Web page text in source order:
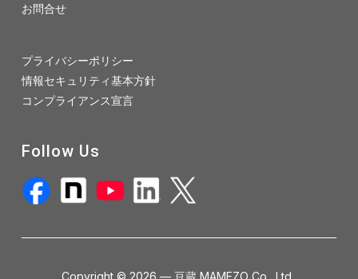
お問合せ
プライバシーポリシー
情報セキュリティ基本方針
コンプライアンス宣言
Follow Us
Copyright © 2026 — 豆蔵 MAMEZO Co., Ltd.